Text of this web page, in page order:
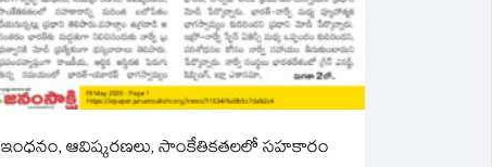
ఇంధనం, ఆవిష్కరణలు, సాంకేతికతలలో సహకారం